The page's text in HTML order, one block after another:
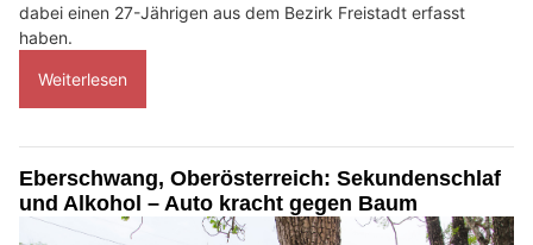
dabei einen 27-Jährigen aus dem Bezirk Freistadt erfasst
haben.
Weiterlesen
Eberschwang, Oberösterreich: Sekundenschlaf
und Alkohol – Auto kracht gegen Baum